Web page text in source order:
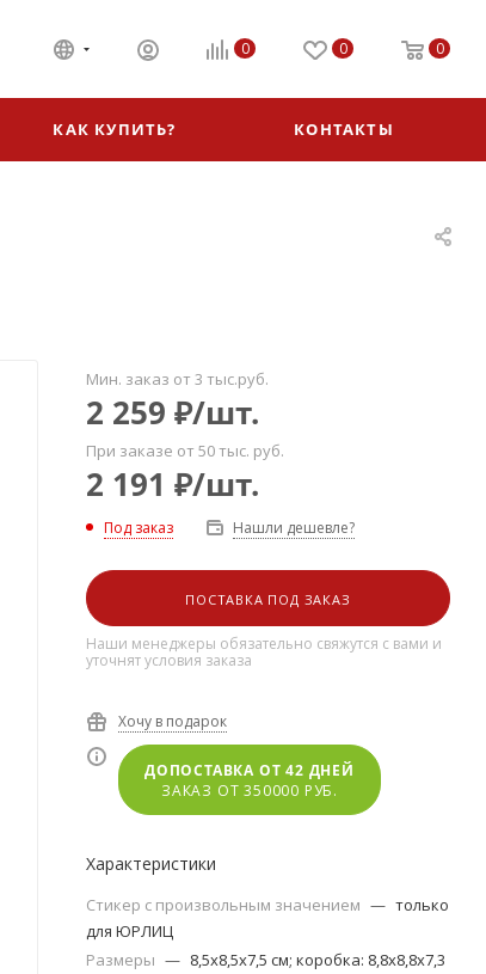
0 0 0
КАК КУПИТЬ? КОНТАКТЫ
Мин. заказ от 3 тыс.руб.
2 259 ₽/шт.
При заказе от 50 тыс. руб.
2 191 ₽/шт.
Под заказ Нашли дешевле?
ПОСТАВКА ПОД ЗАКАЗ
Наши менеджеры обязательно свяжутся с вами и
уточнят условия заказа
Хочу в подарок
ДОПОСТАВКА ОТ 42 ДНЕЙ
ЗАКАЗ ОТ 350000 РУБ.
Характеристики
Стикер с произвольным значением — только
для ЮРЛИЦ
Размеры — 8,5х8,5х7,5 см; коробка: 8,8x8,8x7,3